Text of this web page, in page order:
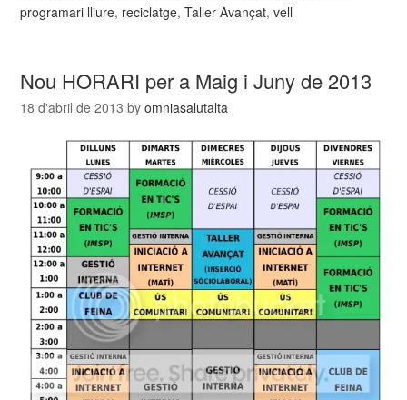
programari lliure, reciclatge,Taller Avançat,vell
Nou HORARI per a Maig i Juny de 2013
18 d'abril de 2013 byomniasalutalta